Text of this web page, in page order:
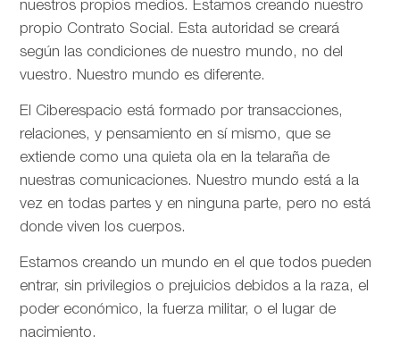
nuestros propios medios. Estamos creando nuestro
propio Contrato Social. Esta autoridad se creará
según las condiciones de nuestro mundo, no del
vuestro. Nuestro mundo es diferente.
El Ciberespacio está formado por transacciones,
relaciones, y pensamiento en sí mismo, que se
extiende como una quieta ola en la telaraña de
nuestras comunicaciones. Nuestro mundo está a la
vez en todas partes y en ninguna parte, pero no está
donde viven los cuerpos.
Estamos creando un mundo en el que todos pueden
entrar, sin privilegios o prejuicios debidos a la raza, el
poder económico, la fuerza militar, o el lugar de
nacimiento.